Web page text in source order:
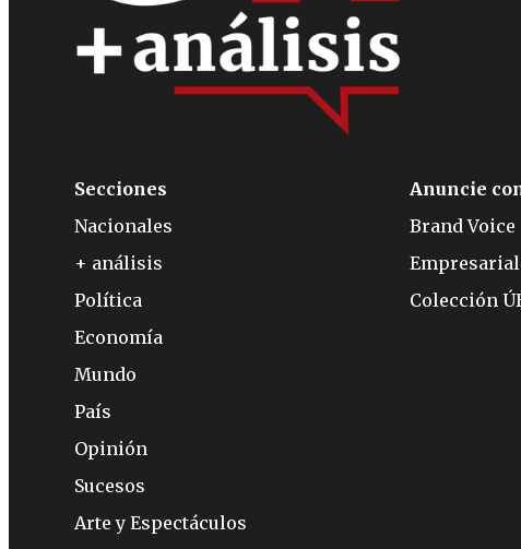
Secciones
Nacionales
+ análisis
Política
Economía
Mundo
País
Opinión
Sucesos
Arte y Espectáculos
Anuncie
Brand Voice
Colección